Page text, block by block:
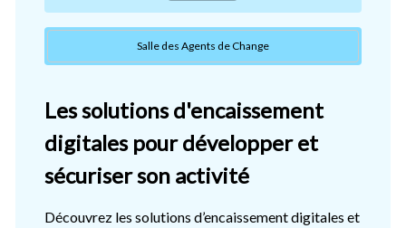
Salle des Agents de Change
Les solutions d'encaissement
digitales pour développer et
sécuriser son activité
Découvrez les solutions d’encaissement digitales et